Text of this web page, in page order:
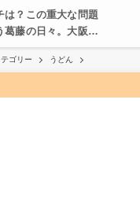
は？この重大な問題
葛藤の日々。大阪・
中心とした食べ歩
を綴る。
ゴリー うどん